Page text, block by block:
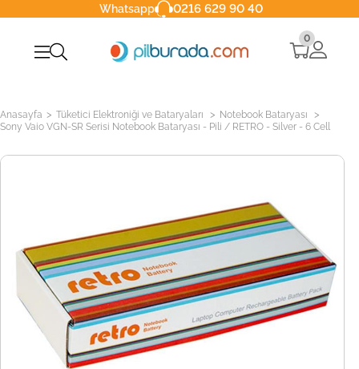
Whatsapp 0216 629 90 40
0
Anasayfa > Tüketici Elektroniği ve Bataryaları > Notebook Bataryası >
Sony Vaio VGN-SR Serisi Notebook Bataryası - Pili / RETRO - Silver - 6 Cell